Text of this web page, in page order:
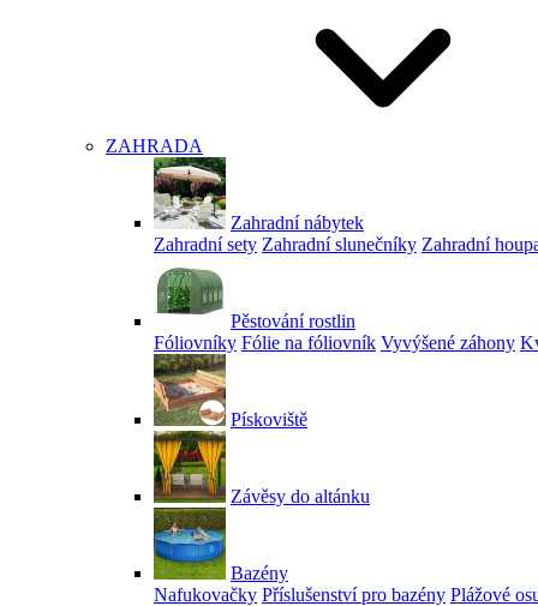
ZAHRADA
Zahradní nábytek
Zahradní sety Zahradní slunečníky Zahradní
Pěstování rostlin
Fóliovníky Fólie na fóliovník Vyvýšené záhony
Pískoviště
Závěsy do altánku
Bazény
Nafukovačky Příslušenství pro bazény Plážové